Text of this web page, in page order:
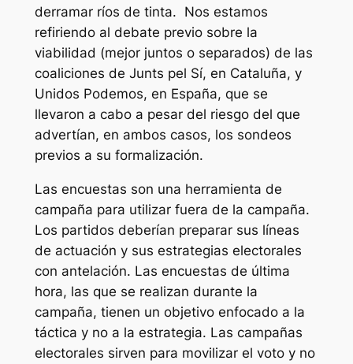
derramar ríos de tinta. Nos estamos
refiriendo al debate previo sobre la
viabilidad (mejor juntos o separados) de las
coaliciones de Junts pel Sí, en Cataluña, y
Unidos Podemos, en España, que se
llevaron a cabo a pesar del riesgo del que
advertían, en ambos casos, los sondeos
previos a su formalización.
Las encuestas son una herramienta de
campaña para utilizar fuera de la campaña.
Los partidos deberían preparar sus líneas
de actuación y sus estrategias electorales
con antelación. Las encuestas de última
hora, las que se realizan durante la
campaña, tienen un objetivo enfocado a la
táctica y no a la estrategia. Las campañas
electorales sirven para movilizar el voto y no